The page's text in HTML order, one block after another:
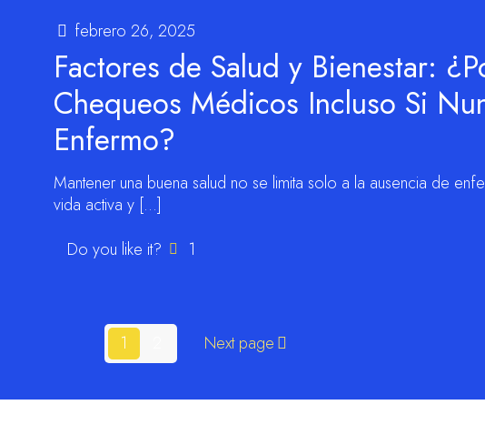
febrero 26, 2025
Factores de Salud y Bienestar:
Chequeos Médicos Incluso Si
Enfermo?
Mantener una buena salud no se limita solo a la ausencia de
vida activa y […]
Do you like it?
1
1 Next page